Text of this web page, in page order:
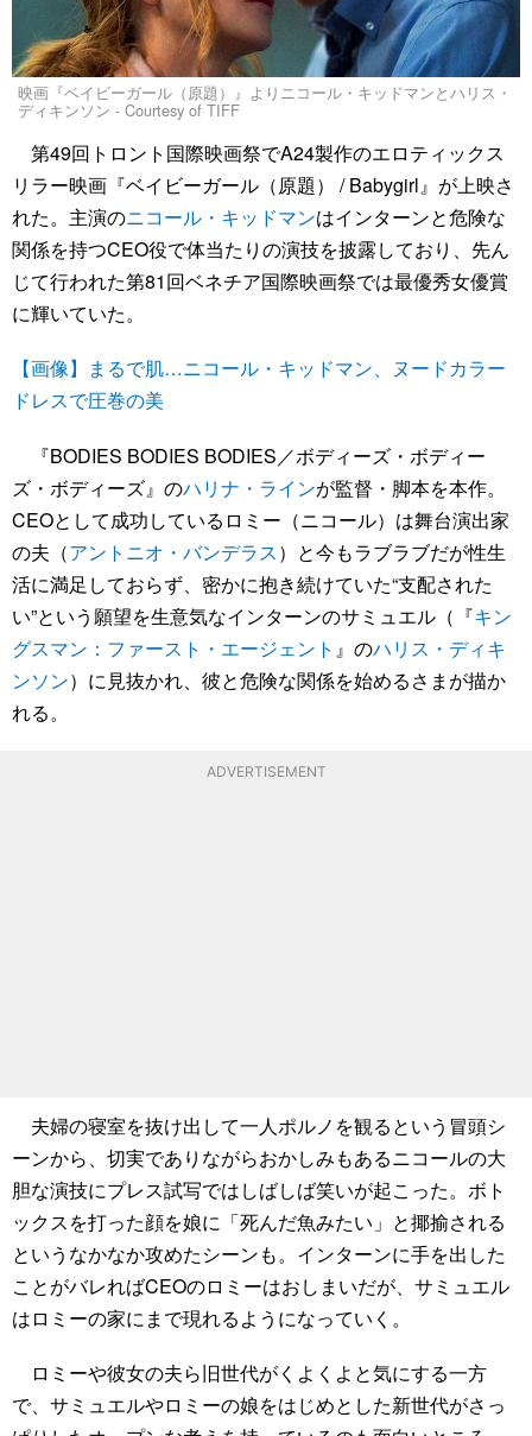
映画『ベイビーガール（原題）』よりニコール・キッドマンとハリス・
ディキンソン - Courtesy of TIFF
第49回トロント国際映画祭でA24製作のエロティックス
リラー映画『ベイビーガール（原題） / Babygirl』が上映さ
れた。主演のニコール・キッドマンはインターンと危険な
関係を持つCEO役で体当たりの演技を披露しており、先ん
じて行われた第81回ベネチア国際映画祭では最優秀女優賞
に輝いていた。
【画像】まるで肌…ニコール・キッドマン、ヌードカラー
ドレスで圧巻の美
『BODIES BODIES BODIES／ボディーズ・ボディー
ズ・ボディーズ』のハリナ・ラインが監督・脚本を本作。
CEOとして成功しているロミー（ニコール）は舞台演出家
の夫（アントニオ・バンデラス）と今もラブラブだが性生
活に満足しておらず、密かに抱き続けていた“支配された
い”という願望を生意気なインターンのサミュエル（『キン
グスマン：ファースト・エージェント 』のハリス・ディキ
ンソン）に見抜かれ、彼と危険な関係を始めるさまが描か
れる。
ADVERTISEMENT
夫婦の寝室を抜け出して一人ポルノを観るという冒頭シ
ーンから、切実でありながらおかしみもあるニコールの大
胆な演技にプレス試写ではしばしば笑いが起こった。ボト
ックスを打った顔を娘に「死んだ魚みたい」と揶揄される
というなかなか攻めたシーンも。インターンに手を出した
ことがバレればCEOのロミーはおしまいだが、サミュエル
はロミーの家にまで現れるようになっていく。
ロミーや彼女の夫ら旧世代がくよくよと気にする一方
で、サミュエルやロミーの娘をはじめとした新世代がさっ